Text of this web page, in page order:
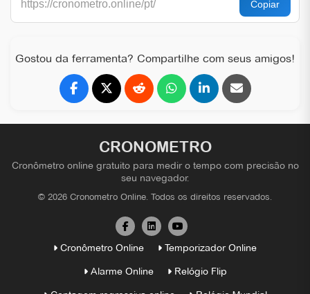
Gostou da ferramenta? Compartilhe com seus amigos!
CRONOMETRO
Cronômetro online gratuito para medir o tempo com precisão no
seu navegador.
© 2026 Cronometro Online. Todos os direitos reservados.
Cronômetro Online
Temporizador Online
Alarme Online
Relógio Flip